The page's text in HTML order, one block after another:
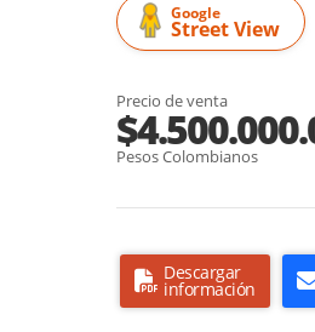
Google
Street View
Precio de venta
Pesos Colombianos
Descargar
información